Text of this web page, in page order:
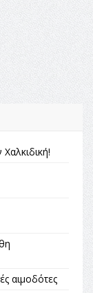
αιμοδότες